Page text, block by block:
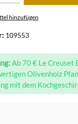
hinzufügen
109553
Ab 70 € Le Creuset
Olivenholz
mit dem